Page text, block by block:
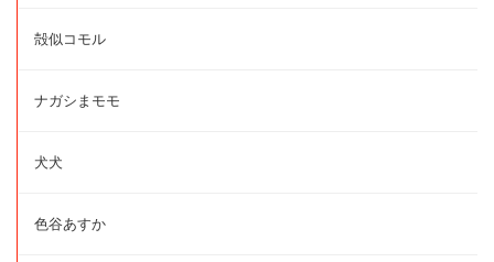
殻似コモル
ナガシまモモ
犬犬
色谷あすか